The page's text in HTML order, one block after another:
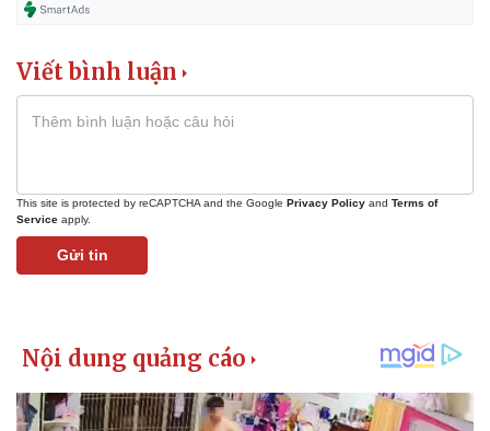
Viết bình luận
This site is protected by reCAPTCHA and the Google Privacy Policy and Terms of
Service apply.
Gửi tin